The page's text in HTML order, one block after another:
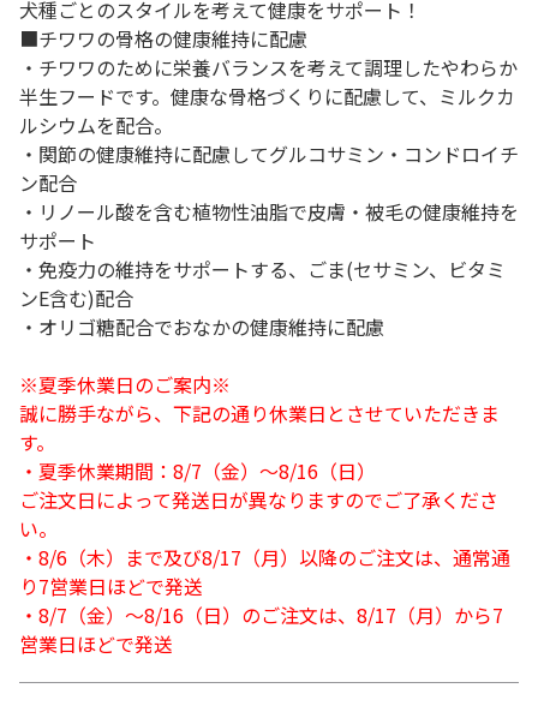
犬種ごとのスタイルを考えて健康をサポート！
■チワワの骨格の健康維持に配慮
・チワワのために栄養バランスを考えて調理したやわらか
半生フードです。健康な骨格づくりに配慮して、ミルクカ
ルシウムを配合。
・関節の健康維持に配慮してグルコサミン・コンドロイチ
ン配合
・リノール酸を含む植物性油脂で皮膚・被毛の健康維持を
サポート
・免疫力の維持をサポートする、ごま(セサミン、ビタミ
ンE含む)配合
・オリゴ糖配合でおなかの健康維持に配慮
※夏季休業日のご案内※
誠に勝手ながら、下記の通り休業日とさせていただきま
す。
・夏季休業期間：8/7（金）～8/16（日）
ご注文日によって発送日が異なりますのでご了承くださ
い。
・8/6（木）まで及び8/17（月）以降のご注文は、通常通
り7営業日ほどで発送
・8/7（金）～8/16（日）のご注文は、8/17（月）から7
営業日ほどで発送